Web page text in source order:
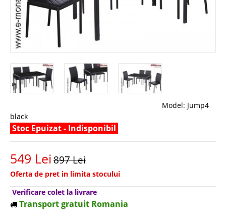
Model: Jump4
black
Stoc Epuizat - Indisponibil
549 Lei897 Lei
Oferta de pret in limita stocului
Verificare colet la livrare
Transport gratuit Romania